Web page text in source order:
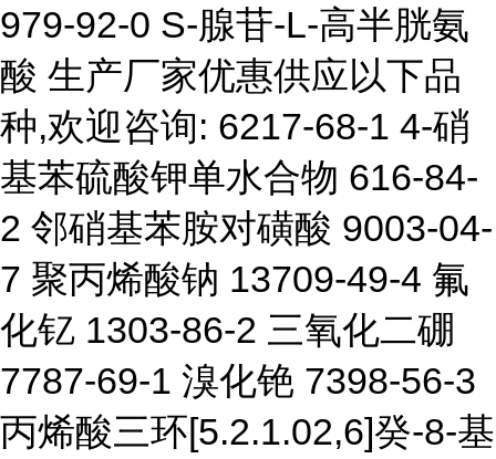
979-92-0 S-腺苷-L-高半胱氨
酸 生产厂家优惠供应以下品
种,欢迎咨询: 6217-68-1 4-硝
基苯硫酸钾单水合物 616-84-
2 邻硝基苯胺对磺酸 9003-04-
7 聚丙烯酸钠 13709-49-4 氟
化钇 1303-86-2 三氧化二硼
7787-69-1 溴化铯 7398-56-3
丙烯酸三环[5.2.1.02,6]癸-8-基